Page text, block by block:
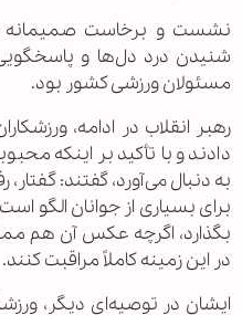
نشست و برخاست صمیمانه
شنیدن درد دل‌ها و
مسئولان ورزشی کشور بود.
رهبر انقلاب در ادامه،
دادند و با تأکید بر اینکه
به دنبال می‌آورد، گفتند:
برای بسیاری از جوانان الگو
بگذارد، اگرچه عکس آن هم
در این زمینه کاملاً مراقبت کنند.
ایشان در توصیه‌ای دیگر،